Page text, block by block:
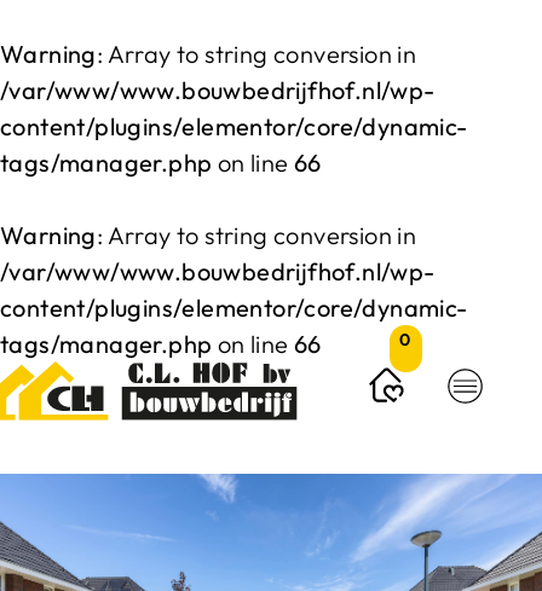
Warning: Array to string conversion in
/var/www/www.bouwbedrijfhof.nl/wp-
content/plugins/elementor/core/dynamic-
tags/manager.php on line66
Warning: Array to string conversion in
/var/www/www.bouwbedrijfhof.nl/wp-
content/plugins/elementor/core/dynamic-
tags/manager.php on line66 0